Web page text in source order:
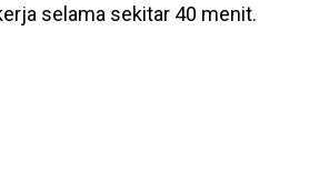
selama sekitar 40 menit.